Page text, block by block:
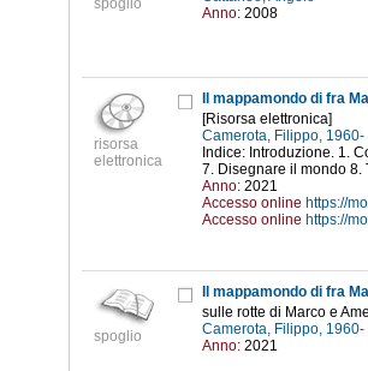
spoglio
Anno: 2008
risorsa
elettronica
Il mappamondo di fra
[Risorsa elettronica]
Camerota, Filippo, 1960-
Indice: Introduzione. 1.
7. Disegnare il mondo 8.
Anno: 2021
Accesso online https://
Accesso online https://
spoglio
Il mappamondo di fra
sulle rotte di Marco e
Camerota, Filippo, 1960-
Anno: 2021